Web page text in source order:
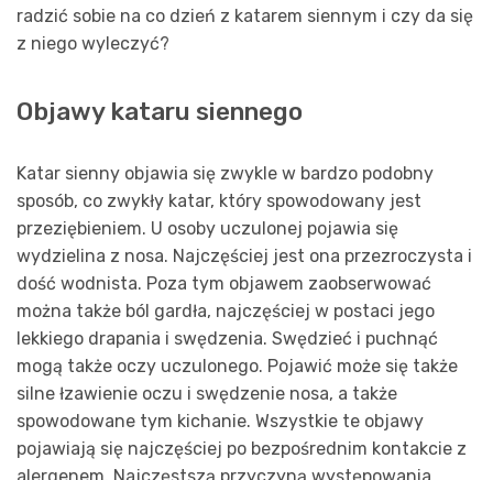
radzić sobie na co dzień z katarem siennym i czy da się
z niego wyleczyć?
Objawy kataru siennego
Katar sienny objawia się zwykle w bardzo podobny
sposób, co zwykły katar, który spowodowany jest
przeziębieniem. U osoby uczulonej pojawia się
wydzielina z nosa. Najczęściej jest ona przezroczysta i
dość wodnista. Poza tym objawem zaobserwować
można także ból gardła, najczęściej w postaci jego
lekkiego drapania i swędzenia. Swędzieć i puchnąć
mogą także oczy uczulonego. Pojawić może się także
silne łzawienie oczu i swędzenie nosa, a także
spowodowane tym kichanie. Wszystkie te objawy
pojawiają się najczęściej po bezpośrednim kontakcie z